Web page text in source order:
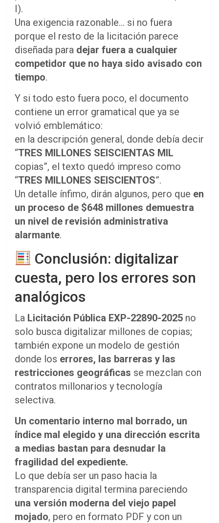
I).
Una exigencia razonable… si no fuera
porque el resto de la licitación parece
diseñada para dejar fuera a cualquier
competidor que no haya sido avisado con
tiempo.
Y si todo esto fuera poco, el documento
contiene un error gramatical que ya se
volvió emblemático:
en la descripción general, donde debía decir
“TRES MILLONES SEISCIENTAS MIL
copias”, el texto quedó impreso como
“TRES MILLONES SEISCIENTOS”.
Un detalle ínfimo, dirán algunos, pero que en
un proceso de $648 millones demuestra
un nivel de revisión administrativa
alarmante.
Conclusión: digitalizar
cuesta, pero los errores son
analógicos
La Licitación Pública EXP-22890-2025 no
solo busca digitalizar millones de copias;
también expone un modelo de gestión
donde los errores, las barreras y las
restricciones geográficas se mezclan con
contratos millonarios y tecnología
selectiva.
Un comentario interno mal borrado, un
índice mal elegido y una dirección escrita
a medias bastan para desnudar la
fragilidad del expediente.
Lo que debía ser un paso hacia la
transparencia digital termina pareciendo
una versión moderna del viejo papel
mojado, pero en formato PDF y con un